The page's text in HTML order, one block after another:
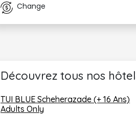
Change
Découvrez tous nos
TUI BLUE Scheherazade (+ 16 Ans)
Adults Only